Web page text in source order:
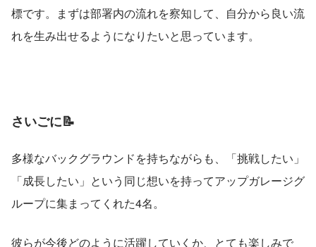
標です。まずは部署内の流れを察知して、自分から良い流
れを生み出せるようになりたいと思っています。
さいごに📝
多様なバックグラウンドを持ちながらも、「挑戦したい」
「成長したい」という同じ想いを持ってアップガレージグ
ループに集まってくれた4名。
彼らが今後どのように活躍していくか、とても楽しみで